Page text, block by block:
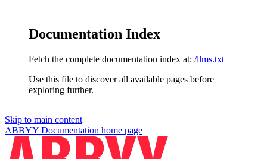
Documentation Index
Fetch the complete documentation index at: /llms.txt
Use this file to discover all available pages before
exploring further.
Skip to main content
ABBYY Documentation home page